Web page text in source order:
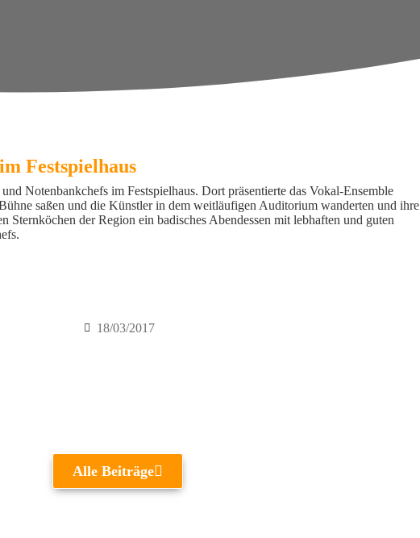
Festspielhaus
Notenbankchefs im Festspielhaus. Dort präsentierte das Vokal-Ensemble
saßen und die Künstler in dem weitläufigen Auditorium wanderten und ihre
der Region ein badisches Abendessen mit lebhaften und guten
18/03/2017
Alle Beiträge